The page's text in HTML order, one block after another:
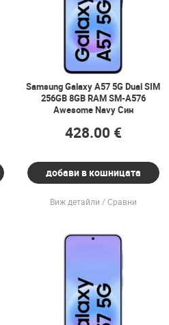
Samsung Galaxy A57 5G Dual SIM
256GB 8GB RAM SM-A576
Awesome Navy Син
428.00 €
добави в кошницата
Виж детайли Сравни